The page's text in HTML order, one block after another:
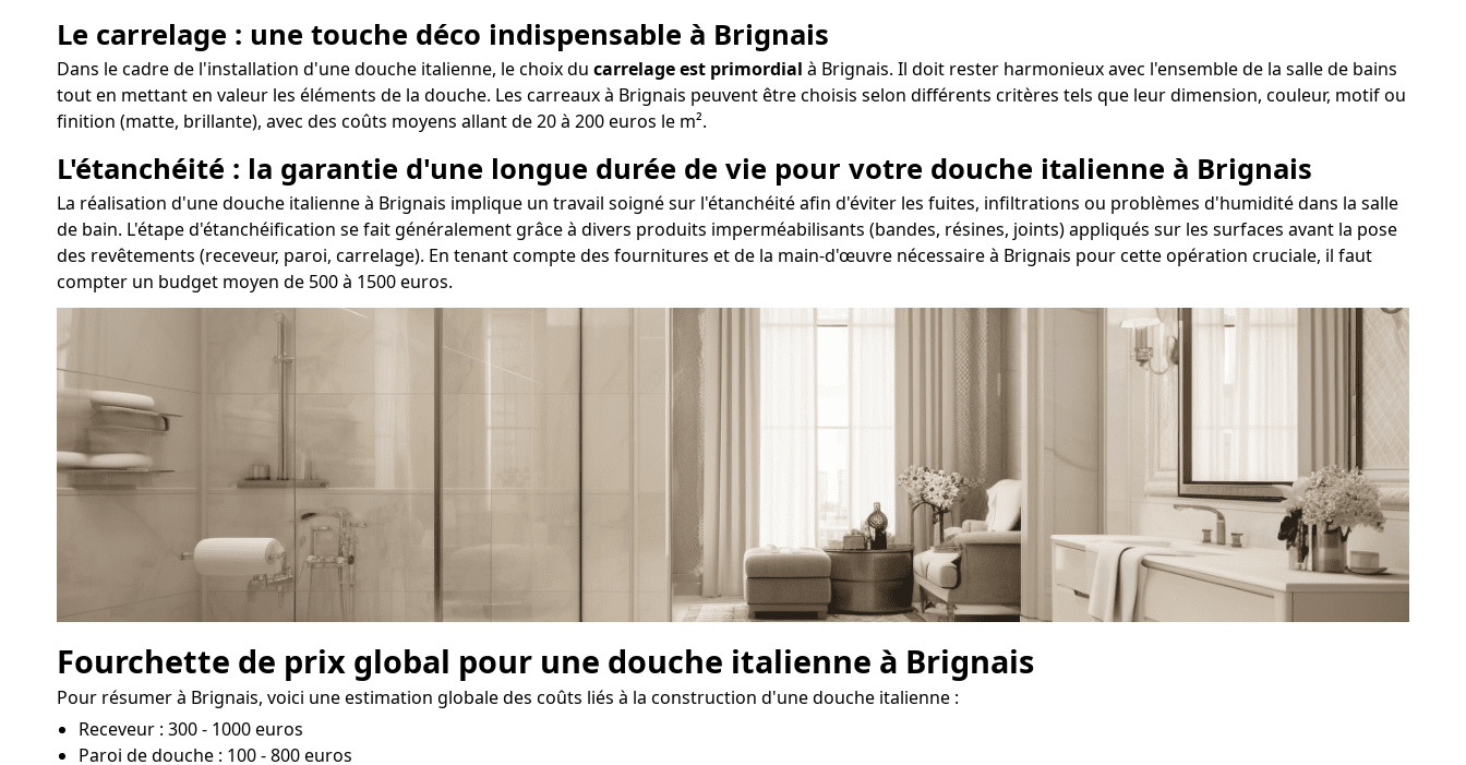
Le carrelage : une touche déco indispensable à Brignais
Dans le cadre de l'installation d'une douche italienne, le choix du carrelage est primordial à Brignais. Il doit rester harmonieux avec l'ensemble de la salle de bains
tout en mettant en valeur les éléments de la douche. Les carreaux à Brignais peuvent être choisis selon différents critères tels que leur dimension, couleur, motif ou
finition (matte, brillante), avec des coûts moyens allant de 20 à 200 euros le m².
L'étanchéité : la garantie d'une longue durée de vie pour votre douche italienne à Brignais
La réalisation d'une douche italienne à Brignais implique un travail soigné sur l'étanchéité afin d'éviter les fuites, infiltrations ou problèmes d'humidité dans la salle
de bain. L'étape d'étanchéification se fait généralement grâce à divers produits imperméabilisants (bandes, résines, joints) appliqués sur les surfaces avant la pose
des revêtements (receveur, paroi, carrelage). En tenant compte des fournitures et de la main-d'œuvre nécessaire à Brignais pour cette opération cruciale, il faut
compter un budget moyen de 500 à 1500 euros.
Fourchette de prix global pour une douche italienne à Brignais
Pour résumer à Brignais, voici une estimation globale des coûts liés à la construction d'une douche italienne :
Receveur : 300 - 1000 euros
Paroi de douche : 100 - 800 euros